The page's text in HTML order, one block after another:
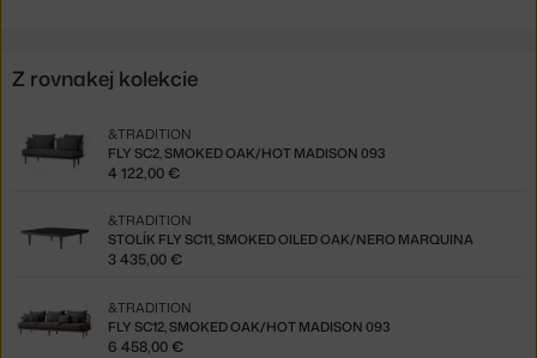
Z rovnakej kolekcie
FLY SC2, SMOKED OAK/HOT MADISON 093
&TRADITION
4 122,00 €
STOLÍK FLY SC11, SMOKED OILED OAK/NERO MARQUINA
&TRADITION
3 435,00 €
FLY SC12, SMOKED OAK/HOT MADISON 093
&TRADITION
6 458,00 €